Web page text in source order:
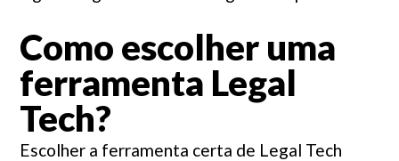
Como escolher uma
ferramenta Legal
Tech?
Escolher a ferramenta certa de Legal Tech